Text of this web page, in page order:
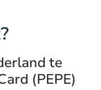
te
(PEPE)